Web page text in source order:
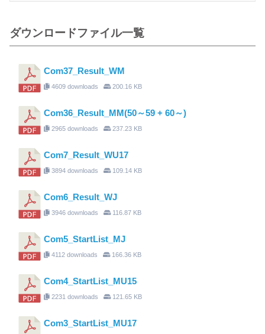
ダウンロードファイル一覧
Com37_Result_WM
4609 downloads 200.16 KB
Com36_Result_MM(50～59 + 60～)
2965 downloads 237.23 KB
Com7_Result_WU17
3894 downloads 109.14 KB
Com6_Result_WJ
3946 downloads 116.87 KB
Com5_StartList_MJ
4112 downloads 166.36 KB
Com4_StartList_MU15
2231 downloads 121.65 KB
Com3_StartList_MU17